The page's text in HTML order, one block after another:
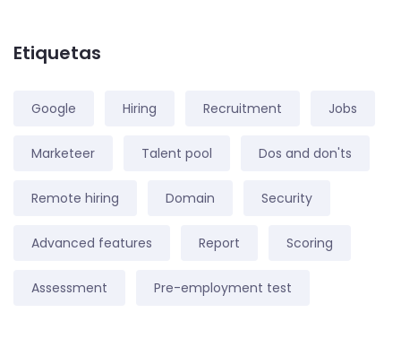
Etiquetas
Google Hiring Recruitment Jobs
Marketeer Talent pool Dos and don'ts
Remote hiring Domain Security
Advanced features Report Scoring
Assessment Pre-employment test